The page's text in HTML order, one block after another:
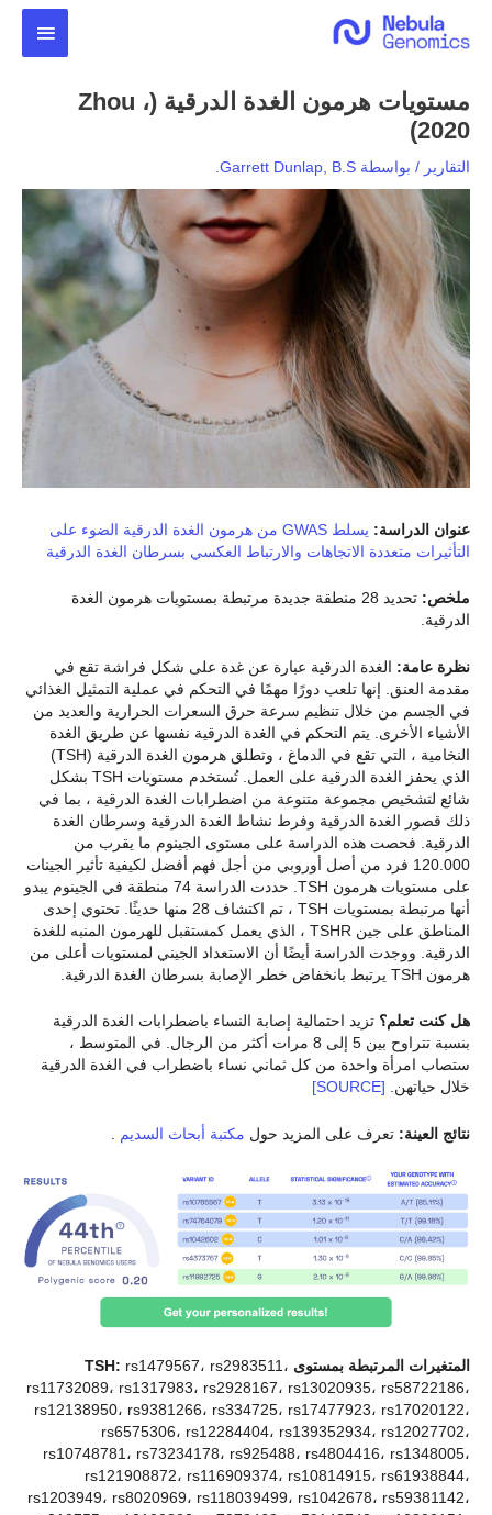
المحتوى
مستويات هرمون الغدة الدرقية (Zhou ،
2020)
التقارير / بواسطة Garrett Dunlap, B.S.
عنوان الدراسة:
يسلط GWAS من هرمون الغدة الدرقية الضوء على
التأثيرات متعددة الاتجاهات والارتباط العكسي بسرطان الغدة الدرقية
ملخص:
تحديد 28 منطقة جديدة مرتبطة بمستويات هرمون الغدة
الدرقية.
نظرة عامة: الغدة الدرقية عبارة عن غدة على شكل فراشة تقع في
مقدمة العنق. إنها تلعب دورًا مهمًا في التحكم في عملية التمثيل الغذائي
في الجسم من خلال تنظيم سرعة حرق السعرات الحرارية والعديد من
الأشياء الأخرى. يتم التحكم في الغدة الدرقية نفسها عن طريق الغدة
النخامية ، التي تقع في الدماغ ، وتطلق هرمون الغدة الدرقية (TSH)
الذي يحفز الغدة الدرقية على العمل. تُستخدم مستويات TSH بشكل
شائع لتشخيص مجموعة متنوعة من اضطرابات الغدة الدرقية ، بما في
ذلك قصور الغدة الدرقية وفرط نشاط الغدة الدرقية وسرطان الغدة
الدرقية. فحصت هذه الدراسة على مستوى الجينوم ما يقرب من
120.000 فرد من أصل أوروبي من أجل فهم أفضل لكيفية تأثير الجينات
على مستويات هرمون TSH. حددت الدراسة 74 منطقة في الجينوم يبدو
أنها مرتبطة بمستويات TSH ، تم اكتشاف 28 منها حديثًا. تحتوي إحدى
المناطق على جين TSHR ، الذي يعمل كمستقبل للهرمون المنبه للغدة
الدرقية. ووجدت الدراسة أيضًا أن الاستعداد الجيني لمستويات أعلى من
هرمون TSH يرتبط بانخفاض خطر الإصابة بسرطان الغدة الدرقية.
هل كنت تعلم؟ تزيد احتمالية إصابة النساء باضطرابات الغدة الدرقية
بنسبة تتراوح بين 5 إلى 8 مرات أكثر من الرجال. في المتوسط ،
ستصاب امرأة واحدة من كل ثماني نساء باضطراب في الغدة الدرقية
خلال حياتهن. [SOURCE]
نتائج العينة: تعرف على المزيد حول مكتبة أبحاث السديم
المتغيرات المرتبطة بمستوى TSH: rs1479567، rs2983511،
rs11732089، rs1317983، rs2928167، rs13020935، rs58722186،
rs12138950، rs9381266، rs334725، rs17477923، rs17020122،
rs6575306، rs12284404، rs139352934، rs12027702،
rs10748781، rs73234178، rs925488، rs4804416، rs1348005،
rs121908872، rs116909374، rs10814915، rs61938844،
rs1203949، rs8020969، rs118039499، rs1042678، rs59381142،